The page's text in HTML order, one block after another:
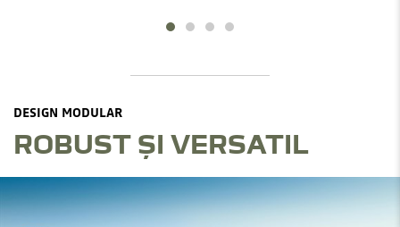
DESIGN MODULAR
ROBUST ȘI VERSATIL